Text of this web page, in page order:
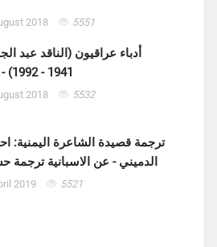
2018 5551
أدباء عراقيون (الناقد عبد
1941 - 1992) - الشنفرى
2018 5532
ترجمة قصيدة الشاعرة اليمنية:
الدميني - عن الاسبانية ترجمة
2019 5521